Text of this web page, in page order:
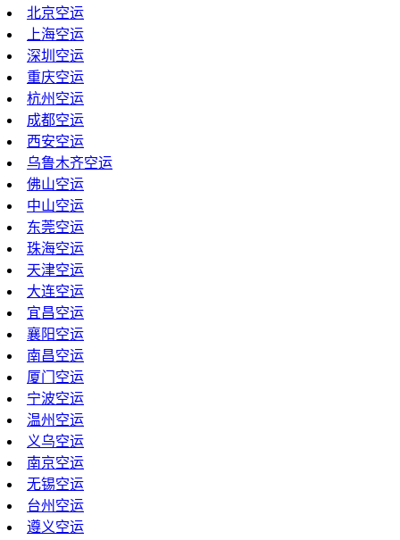
北京空运
上海空运
深圳空运
重庆空运
杭州空运
成都空运
西安空运
乌鲁木齐空运
佛山空运
中山空运
东莞空运
珠海空运
天津空运
大连空运
宜昌空运
襄阳空运
南昌空运
厦门空运
宁波空运
温州空运
义乌空运
南京空运
无锡空运
台州空运
遵义空运